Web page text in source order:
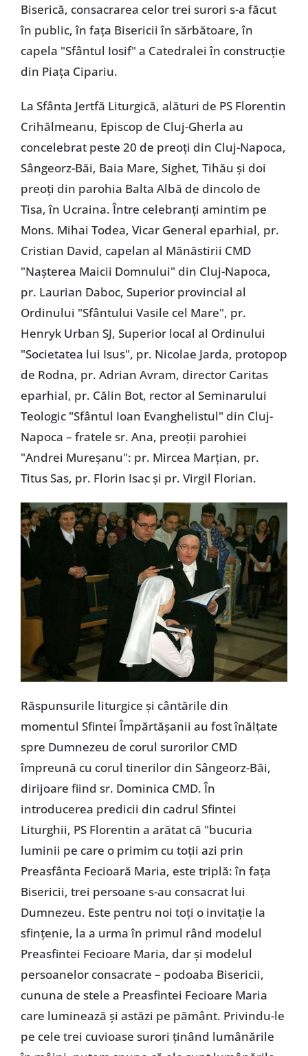
Biserică, consacrarea celor trei surori s-a făcut
în public, în faţa Bisericii în sărbătoare, în
capela "Sfântul Iosif" a Catedralei în construcţie
din Piaţa Cipariu.
La Sfânta Jertfă Liturgică, alături de PS Florentin
Crihălmeanu, Episcop de Cluj-Gherla au
concelebrat peste 20 de preoţi din Cluj-Napoca,
Sângeorz-Băi, Baia Mare, Sighet, Tihău şi doi
preoţi din parohia Balta Albă de dincolo de
Tisa, în Ucraina. Între celebranţi amintim pe
Mons. Mihai Todea, Vicar General eparhial, pr.
Cristian David, capelan al Mănăstirii CMD
"Naşterea Maicii Domnului" din Cluj-Napoca,
pr. Laurian Daboc, Superior provincial al
Ordinului "Sfântului Vasile cel Mare", pr.
Henryk Urban SJ, Superior local al Ordinului
"Societatea lui Isus", pr. Nicolae Jarda, protopop
de Rodna, pr. Adrian Avram, director Caritas
eparhial, pr. Călin Bot, rector al Seminarului
Teologic "Sfântul Ioan Evanghelistul" din Cluj-
Napoca – fratele sr. Ana, preoţii parohiei
"Andrei Mureşanu": pr. Mircea Marţian, pr.
Titus Sas, pr. Florin Isac şi pr. Virgil Florian.
Răspunsurile liturgice şi cântările din
momentul Sfintei Împărtăşanii au fost înălţate
spre Dumnezeu de corul surorilor CMD
împreună cu corul tinerilor din Sângeorz-Băi,
dirijoare fiind sr. Dominica CMD. În
introducerea predicii din cadrul Sfintei
Liturghii, PS Florentin a arătat că "bucuria
luminii pe care o primim cu toţii azi prin
Preasfânta Fecioară Maria, este triplă: în faţa
Bisericii, trei persoane s-au consacrat lui
Dumnezeu. Este pentru noi toţi o invitaţie la
sfinţenie, la a urma în primul rând modelul
Preasfintei Fecioare Maria, dar şi modelul
persoanelor consacrate – podoaba Bisericii,
cununa de stele a Preasfintei Fecioare Maria
care luminează şi astăzi pe pământ. Privindu-le
pe cele trei cuvioase surori ţinând lumânările